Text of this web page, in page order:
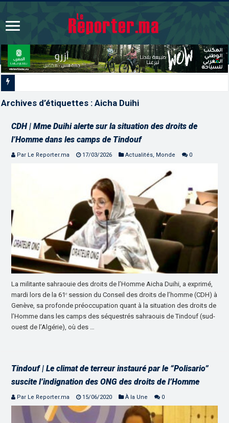
Archives d’étiquettes :Aicha Duihi
CDH | Mme Duihi alerte sur la situation des droits de
l’Homme dans les camps de Tindouf
Par Le Reporter.ma 17/03/2026 Actualités, Monde 0
La militante sahraouie des droits de l’Homme Aicha Duihi, a exprimé,
mardi lors de la 61ᵉ session du Conseil des droits de l’homme (CDH) à
Genève, sa profonde préoccupation quant à la situation des droits de
l’Homme dans les camps des séquestrés sahraouis de Tindouf (sud-
ouest de l’Algérie), où des …
Tindouf | Le climat de terreur instauré par le “Polisario”
suscite l’indignation des ONG des droits de l’Homme
Par Le Reporter.ma 15/06/2020 À la Une 0